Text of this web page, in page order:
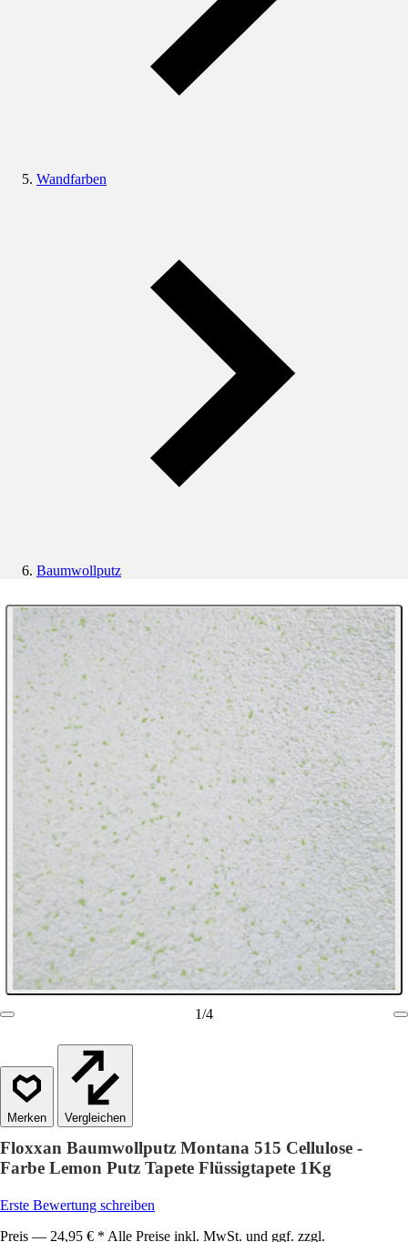
Wandfarben
Baumwollputz
1/4
Vergleichen
Floxxan Baumwollputz Montana 515 Cellulose -
Farbe Lemon Putz Tapete Flüssigtapete 1Kg
Erste Bewertung schreiben
Preis — 24,95 € * Alle Preise inkl. MwSt. und ggf. zzgl.